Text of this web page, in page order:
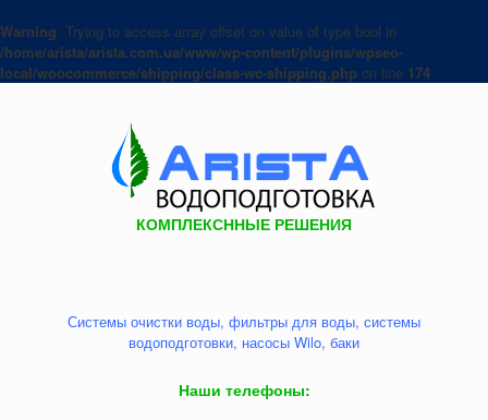
Warning: Trying to access array offset on value of type bool in
/home/arista/arista.com.ua/www/wp-content/plugins/wpseo-
local/woocommerce/shipping/class-wc-shipping.php on line 174
КОМПЛЕКСННЫЕ РЕШЕНИЯ
Системы очистки воды, фильтры для воды, системы
водоподготовки, насосы Wilo, баки
Наши телефоны: